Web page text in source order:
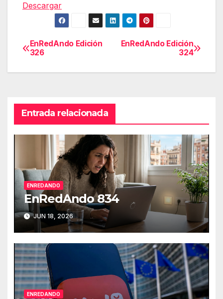
Descargar
Navegación
de
EnRedAndo Edición
324
EnRedAndo Edición
326
Entrada relacionada
ENREDANDO
EnRedAndo 834
JUN 18, 2026
ENREDANDO